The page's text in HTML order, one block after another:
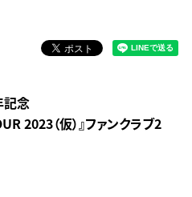
記念
2023（仮）』ファンクラブ2